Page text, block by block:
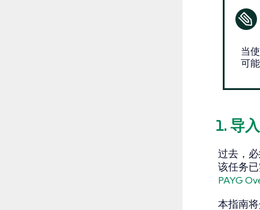
当
可
1. 导
过去，
该任务
PAYG
本指南